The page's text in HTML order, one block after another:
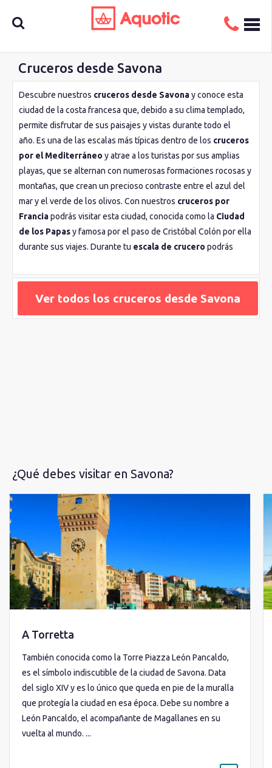
Busca
aquí tu
crucero
Cruceros desde Savona
Descubre nuestros cruceros desde Savonay conoce esta
ciudad de la costa francesa que, debido a su clima templado,
permite disfrutar de sus paisajes y vistas durante todo el
año. Es una de las escalas más típicas dentro de los cruceros
por el Mediterráneo y atrae a los turistas por sus amplias
playas, que se alternan con numerosas formaciones rocosas y
montañas, que crean un precioso contraste entre el azul del
mar y el verde de los olivos. Con nuestros cruceros por
Franciapodrás visitar esta ciudad, conocida como la Ciudad
de los Papasy famosa por el paso de Cristóbal Colón por ella
durante sus viajes. Durante tu escala de crucero podrás
callejones deSavonamientras observas y descubres sus
joyas arquitectónicas y artísticas. También podrás sentarte a
Ver todos los cruceros desde Savona
¿Qué debes visitar en Savona?
A Torretta
También conocida como la Torre Piazza León Pancaldo,
es el símbolo indiscutible de la ciudad de Savona. Data
del siglo XIV y es lo único que queda en pie de la muralla
que protegía la ciudad en esa época. Debe su nombre a
León Pancaldo, el acompañante de Magallanes en su
vuelta al mundo. ...